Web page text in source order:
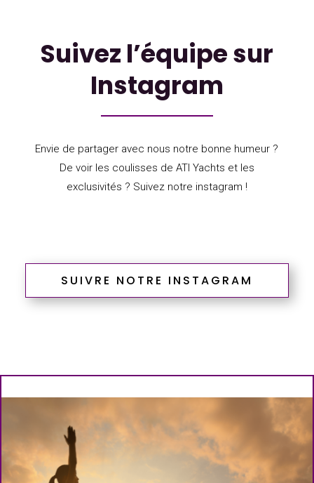
Suivez l’équipe sur
Instagram
Envie de partager avec nous notre bonne humeur ?
De voir les coulisses de ATI Yachts et les
exclusivités ? Suivez notre instagram !
SUIVRE NOTRE INSTAGRAM